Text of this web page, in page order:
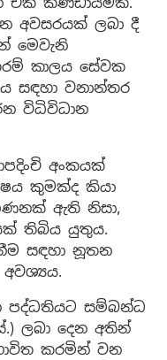
අවසරයක් ලබා දී
මෙවැනි
කාලය සේවක
සඳහා වනාන්තර
විධිවිධාන
අංකයක්
කුමක්ද කියා
ඇති නිසා,
තිබිය යුතුය.
සඳහා නූතන
පද්ධතියට සම්බන්ධ
ලබා දෙන අතින්
කරමින් වන